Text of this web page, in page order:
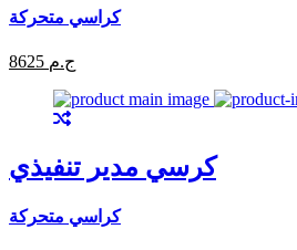
كراسي متحركة
8625 ج.م
كرسي مدير تنفيذي
كراسي متحركة